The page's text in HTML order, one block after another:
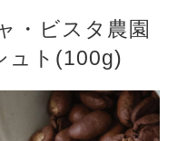
・ビスタ農園
ュト(100g)